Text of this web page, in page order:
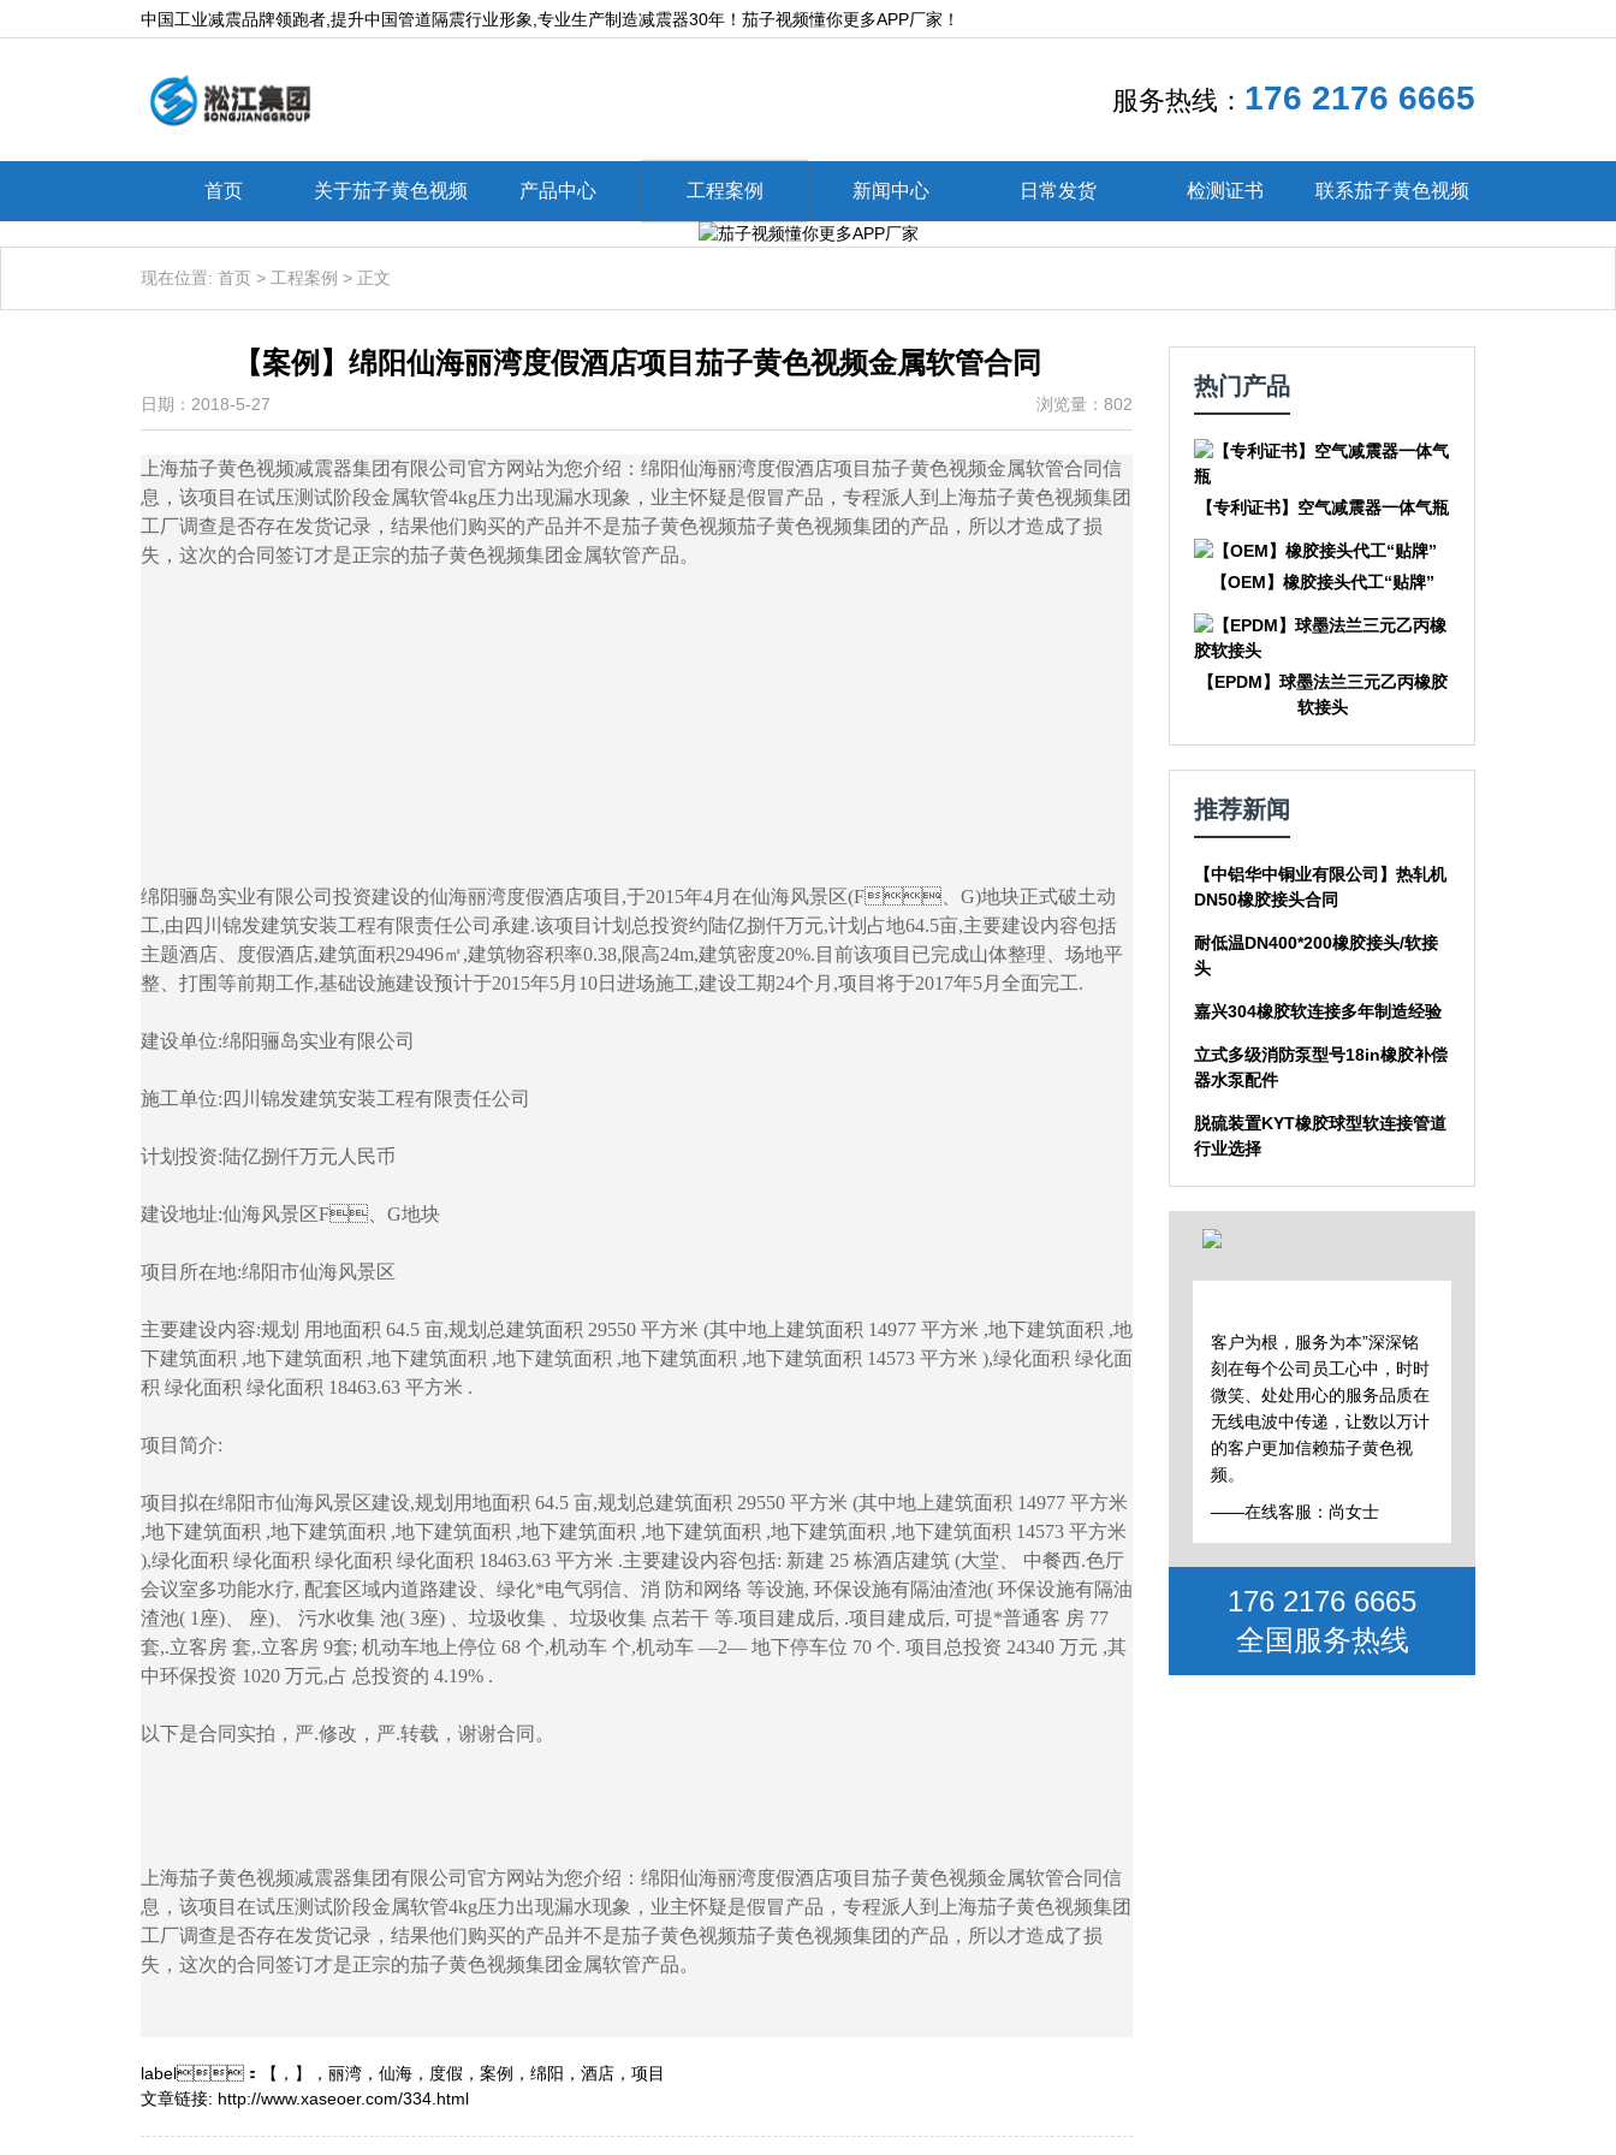
中国工业减震品牌领跑者,提升中国管道隔震行业形象,专业生产制造减震器30年！茄子视频懂你更多APP厂家！
服务热线： 176 2176 6665
首页 关于茄子黄色视频 产品中心 工程案例 新闻中心 日常发货 检测证书 联系茄子黄色视频
现在位置: 首页 > 工程案例 > 正文
【案例】绵阳仙海丽湾度假酒店项目茄子黄色视频金属软管合同
日期：2018-5-27 浏览量：802
上海茄子黄色视频减震器集团有限公司官方网站为您介绍：绵阳仙海丽湾度假酒店项目茄子黄色视频金属软管合同信
息，该项目在试压测试阶段金属软管4kg压力出现漏水现象，业主怀疑是假冒产品，专程派人到上海茄子黄色视频集团
工厂调查是否存在发货记录，结果他们购买的产品并不是茄子黄色视频茄子黄色视频集团的产品，所以才造成了损
失，这次的合同签订才是正宗的茄子黄色视频集团金属软管产品。
绵阳骊岛实业有限公司投资建设的仙海丽湾度假酒店项目,于2015年4月在仙海风景区(F、G)地块正式破土动
工,由四川锦发建筑安装工程有限责任公司承建.该项目计划总投资约陆亿捌仟万元,计划占地64.5亩,主要建设内容包括
主题酒店、度假酒店,建筑面积29496㎡,建筑物容积率0.38,限高24m,建筑密度20%.目前该项目已完成山体整理、场地平
整、打围等前期工作,基础设施建设预计于2015年5月10日进场施工,建设工期24个月,项目将于2017年5月全面完工.
建设单位:绵阳骊岛实业有限公司
施工单位:四川锦发建筑安装工程有限责任公司
计划投资:陆亿捌仟万元人民币
建设地址:仙海风景区F、G地块
项目所在地:绵阳市仙海风景区
主要建设内容:规划 用地面积 64.5 亩,规划总建筑面积 29550 平方米 (其中地上建筑面积 14977 平方米 ,地下建筑面积 ,地
下建筑面积 ,地下建筑面积 ,地下建筑面积 ,地下建筑面积 ,地下建筑面积 ,地下建筑面积 14573 平方米 ),绿化面积 绿化面
积 绿化面积 绿化面积 18463.63 平方米 .
项目简介:
项目拟在绵阳市仙海风景区建设,规划用地面积 64.5 亩,规划总建筑面积 29550 平方米 (其中地上建筑面积 14977 平方米
,地下建筑面积 ,地下建筑面积 ,地下建筑面积 ,地下建筑面积 ,地下建筑面积 ,地下建筑面积 ,地下建筑面积 14573 平方米
),绿化面积 绿化面积 绿化面积 绿化面积 18463.63 平方米 .主要建设内容包括: 新建 25 栋酒店建筑 (大堂、 中餐西.色厅
会议室多功能水疗, 配套区域内道路建设、绿化*电气弱信、消 防和网络 等设施, 环保设施有隔油渣池( 环保设施有隔油
渣池( 1座)、 座)、 污水收集 池( 3座) 、垃圾收集 、垃圾收集 点若干 等.项目建成后, .项目建成后, 可提*普通客 房 77
套,.立客房 套,.立客房 9套; 机动车地上停位 68 个,机动车 个,机动车 —2— 地下停车位 70 个. 项目总投资 24340 万元 ,其
中环保投资 1020 万元,占 总投资的 4.19% .
以下是合同实拍，严.修改，严.转载，谢谢合同。
上海茄子黄色视频减震器集团有限公司官方网站为您介绍：绵阳仙海丽湾度假酒店项目茄子黄色视频金属软管合同信
息，该项目在试压测试阶段金属软管4kg压力出现漏水现象，业主怀疑是假冒产品，专程派人到上海茄子黄色视频集团
工厂调查是否存在发货记录，结果他们购买的产品并不是茄子黄色视频茄子黄色视频集团的产品，所以才造成了损
失，这次的合同签订才是正宗的茄子黄色视频集团金属软管产品。
label： 【 ， 】 ， 丽湾 ， 仙海 ， 度假 ， 案例 ， 绵阳 ， 酒店 ， 项目
文章链接: http://www.xaseoer.com/334.html
热门产品
【专利证书】空气减震器一体气瓶
【OEM】橡胶接头代工“贴牌”
【EPDM】球墨法兰三元乙丙橡胶
软接头
推荐新闻
【中铝华中铜业有限公司】热轧机
DN50橡胶接头合同
耐低温DN400*200橡胶接头/软接
头
嘉兴304橡胶软连接多年制造经验
立式多级消防泵型号18in橡胶补偿
器水泵配件
脱硫装置KYT橡胶球型软连接管道
行业选择
客户为根，服务为本”深深铭
刻在每个公司员工心中，时时
微笑、处处用心的服务品质在
无线电波中传递，让数以万计
的客户更加信赖茄子黄色视
频。
——在线客服：尚女士
176 2176 6665
全国服务热线